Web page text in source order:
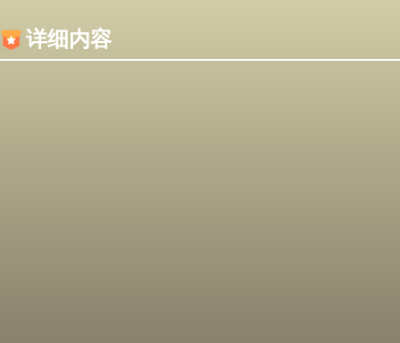
详细内容